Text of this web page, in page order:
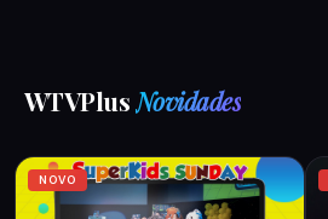
WTVPlusNovidades
NOVO